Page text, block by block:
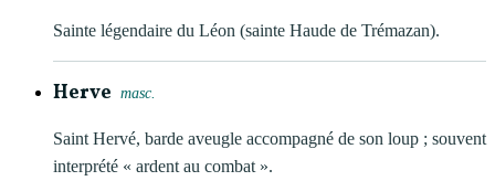
Sainte légendaire du Léon (sainte Haude de Trémazan).
Herve masc.
Saint Hervé, barde aveugle accompagné de son loup ; souvent
interprété « ardent au combat ».